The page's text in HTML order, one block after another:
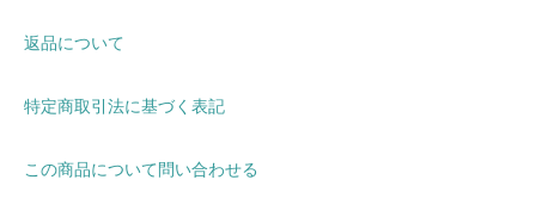
返品について
特定商取引法に基づく表記
この商品について問い合わせる